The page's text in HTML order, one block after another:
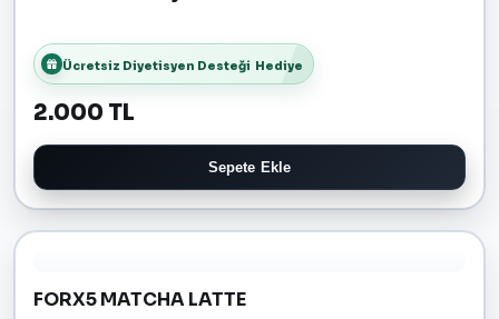
Ücretsiz Diyetisyen Desteği Hediye
2.000 TL
Sepete Ekle
FORX5 MATCHA LATTE